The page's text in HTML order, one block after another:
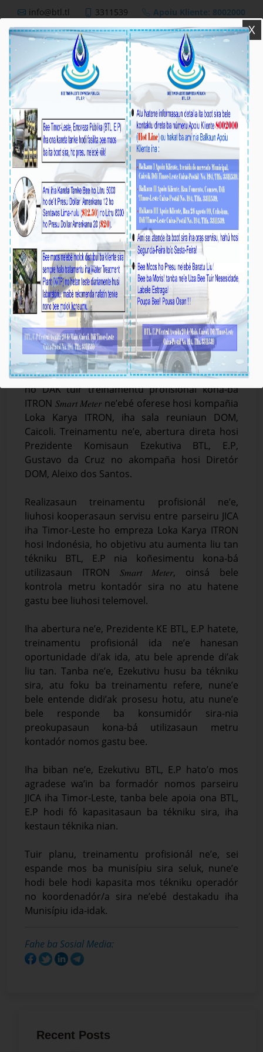
info@btl.tl 3311539 Apoiu Kliente: 8002000
BTL,E.P
Nutisia
𝑻𝙚́𝒌𝙣𝒊𝙠𝒖 𝑩𝙏𝑳, 𝙀.𝙋 𝙏𝒖𝙞𝒓 𝑻𝙧𝒆𝙞𝒏𝙖𝒎𝙚𝒏𝙩𝒖 𝑷𝙧𝒐𝙛𝒊𝙨𝒊𝙤𝒏𝙖́𝒍
𝒌𝙤𝒏𝙖-𝙗𝒂́ 𝑰𝙏𝑹𝙊𝑵 𝑺𝙢𝒂𝙧𝒕 𝑴𝙚𝒕𝙚𝒓
Média_BTL, E.P 23-Febreiru-2026
Díli, 23 Fevereiru 2026.Ekipa BTL, E.P kompostu
hosi Departamentu Produsaun, Distribuisaun
no DAK tuir treinamentu profisionál kona-bá
ITRON 𝑆𝑚𝑎𝑟𝑡 𝑀𝑒𝑡𝑒𝑟 ne’ebé oferese hosi kompañia
Loka Karya ITRON, iha sala reuniaun DOM,
Caicoli. Treinamentu ne’e, abertura direta hosi
Prezidente Komisaun Ezekutiva BTL, E.P,
Gustavo da Cruz no akompaña hosi Diretór
DOM, Aleixo dos Santos.
Realizasaun treinamentu profisionál ne’e,
liuhosi kooperasaun servisu entre parseiru JICA
iha Timor-Leste ho empreza Loka Karya ITRON
hosi Indonésia, ho objetivu atu aumenta liu tan
tékniku BTL, E.P nia koñesimentu kona-bá
utilizasaun ITRON 𝑆𝑚𝑎𝑟𝑡 𝑀𝑒𝑡𝑒𝑟, oinsá bele
kontrola metru kontadór sira no atu hatene
gastu bee liuhosi telemovel.
Iha abertura ne’e, Prezidente KE BTL, E.P hatete,
treinamentu profisionál ida ne’e hanesan
oportunidade di’ak ida, atu bele aprende di’ak
liu tan. Tanba ne’e, Ezekutivu husu ba tékniku
sira, atu foku ba treinamentu refere, nune’e
bele entende didi’ak prosesu hotu, atu nune’e
bele responde ba konsumidór sira-nia
preokupasaun kona-bá utilizasaun metru
kontadór nomos gastu bee.
Iha biban ne’e, Ezekutivu BTL, E.P hato’o mos
agradese wa’in ba formadór nomos parseiru
JICA iha Timor-Leste, tanba bele apoia ona BTL,
E.P hodi fó kapasitasaun ba tékniku sira, iha
kestaun téknika nian.
Tuir planu, treinamentu profisionál ne’e, sei
espande mos ba munisípiu sira seluk, nune’e
hodi bele hodi kapasita mos tékniku operadór
no koordenadór/a sira ne’ebé destakadu iha
Munisípiu ida-idak.
Fahe ba Sosial Media:
Recent Posts
X